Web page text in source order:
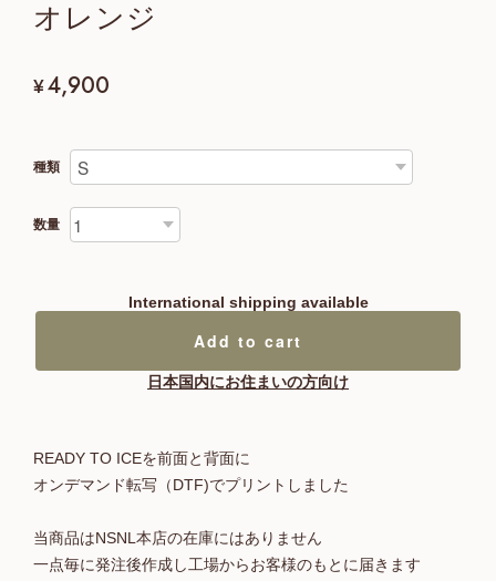
オレンジ
¥4,900
種類
数量
International shipping available
Add to cart
日本国内にお住まいの方向け
READY TO ICEを前面と背面に
オンデマンド転写（DTF)でプリントしました
当商品はNSNL本店の在庫にはありません
一点毎に発注後作成し工場からお客様のもとに届きます